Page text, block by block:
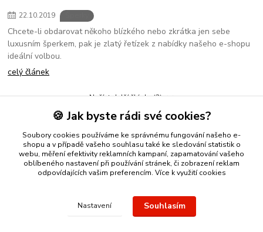
22.10.2019
Chcete-li obdarovat někoho blízkého nebo zkrátka jen sebe
luxusním šperkem, pak je zlatý řetízek z nabídky našeho e-shopu
ideální volbou.
celý článek
Načíst další články (3)
strana z 2 další
Nákup zlatého šperku s jistotou a ke spokojenosti
nebo řetízek spolehlivý nápad na dárek.Stříbro Nikol
🍪 Jak byste rádi své cookies?
Soubory cookies používáme ke správnému fungování našeho e-
shopu a v případě vašeho souhlasu také ke sledování statistik o
webu, měření efektivity reklamních kampaní, zapamatování vašeho
oblíbeného nastavení při používání stránek, či zobrazení reklam
odpovídajících vašim preferencím. Více k využití cookies
Nastavení Souhlasím